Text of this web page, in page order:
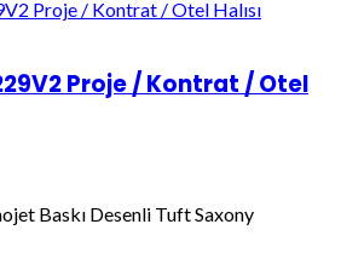
Proje / Kontrat / Otel
Baskı Desenli Tuft Saxony